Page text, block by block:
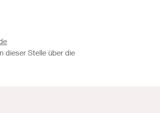
dieser Stelle über die